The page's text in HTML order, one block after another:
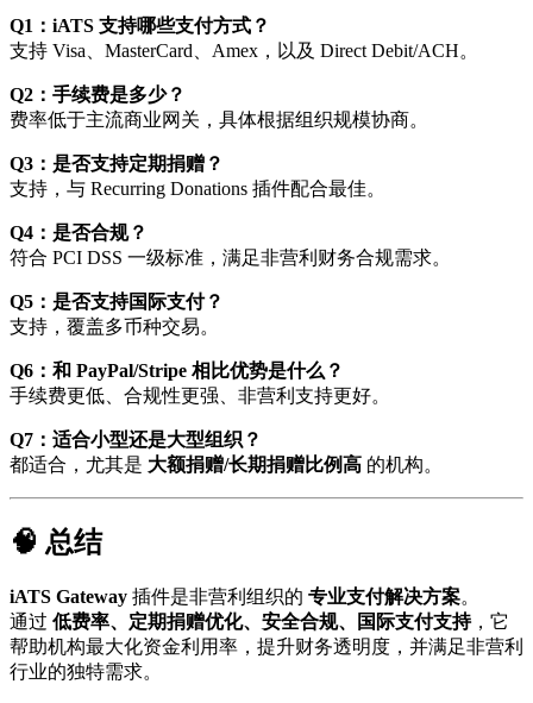
Q1：iATS 支持哪些支付方式？
支持 Visa、MasterCard、Amex，以及 Direct Debit/ACH。
Q2：手续费是多少？
费率低于主流商业网关，具体根据组织规模协商。
Q3：是否支持定期捐赠？
支持，与 Recurring Donations 插件配合最佳。
Q4：是否合规？
符合 PCI DSS 一级标准，满足非营利财务合规需求。
Q5：是否支持国际支付？
支持，覆盖多币种交易。
Q6：和 PayPal/Stripe 相比优势是什么？
手续费更低、合规性更强、非营利支持更好。
Q7：适合小型还是大型组织？
都适合，尤其是 大额捐赠/长期捐赠比例高 的机构。
🧠 总结
iATS Gateway 插件是非营利组织的 专业支付解决方案。
通过 低费率、定期捐赠优化、安全合规、国际支付支持，它
帮助机构最大化资金利用率，提升财务透明度，并满足非营利
行业的独特需求。